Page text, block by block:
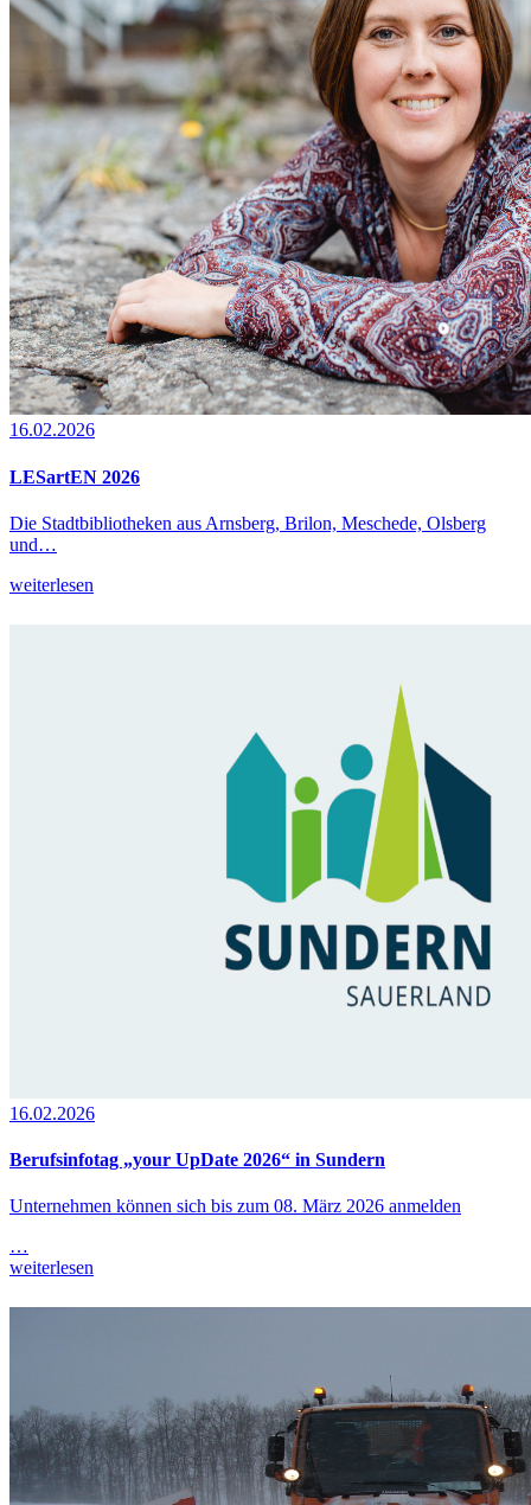
16.02.2026
LESartEN 2026
Die Stadtbibliotheken aus Arnsberg, Brilon, Meschede, Olsberg
und…
weiterlesen
16.02.2026
Berufsinfotag „your UpDate 2026“ in Sundern
Unternehmen können sich bis zum 08. März 2026 anmelden
…
weiterlesen